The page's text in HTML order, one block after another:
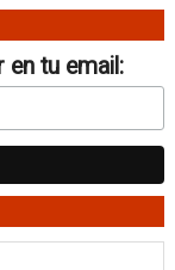
en tu email: